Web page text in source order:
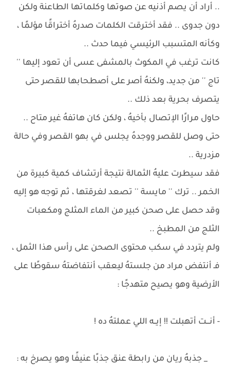
.. أراد أن يصم أذنيه عن صوتها وكلماتها الطاعنة ولكن
دون جدوى .. فقد أخترقت الكلمات صدرهُ أختراقًا مؤلمًا ،
وكأنه المتسبب الرئيسي فيما حدث ..
كانت ترغب في المكوث بالمشفى عسى أن تعود إليها ''
تاج '' من جديد، ولكنهُ أصر على أصطحابها للقصر حتى
يتصرف بحرية بعد ذلك ..
حاول مرارًا الإتصال بأخيهُ ، ولكن كان هاتفهُ غير متاح ..
حتى وصل للقصر ووجدهُ يجلس في بهو القصر وفي حالة
مزدرية ..
فقد سيطرت عليهُ الثمالة نتيجة أرتشاف كمية كبيرة من
الخمر .. ترك '' مايسة '' تصعد لغرقتها ، ثم توجه هو إليه
وقد حصل على صحن كبير من الماء المثلج ومكعبات
الثلج من المطبخ ..
ولم يتردد في سكب محتوى الصحن على رأس هذا الثمل ،
فـ أنتفض مراد من جلستهُ ليعقب أنتفاضتهُ سقوطًا على
الأرضية وهو يصيح متهدجًا :
- أنـــت أتهبلت !! إيــه اللي عملتهُ ده !
_ جذبهُ ريان من رابطة عنق جذبًا عنيفًا وهو يصرخ به :